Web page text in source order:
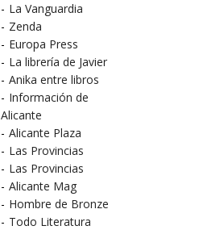
- La Vanguardia
- Zenda
- Europa Press
- La librería de Javier
- Anika entre libros
- Información de
Alicante
- Alicante Plaza
- Las Provincias
- Las Provincias
- Alicante Mag
- Hombre de Bronze
- Todo Literatura